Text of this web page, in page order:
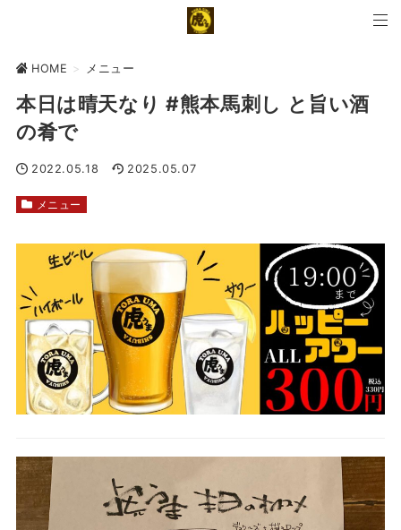
HOME > メニュー
本日は晴天️なり #熊本馬刺し と旨い酒
の肴で
2022.05.18 2025.05.07
メニュー